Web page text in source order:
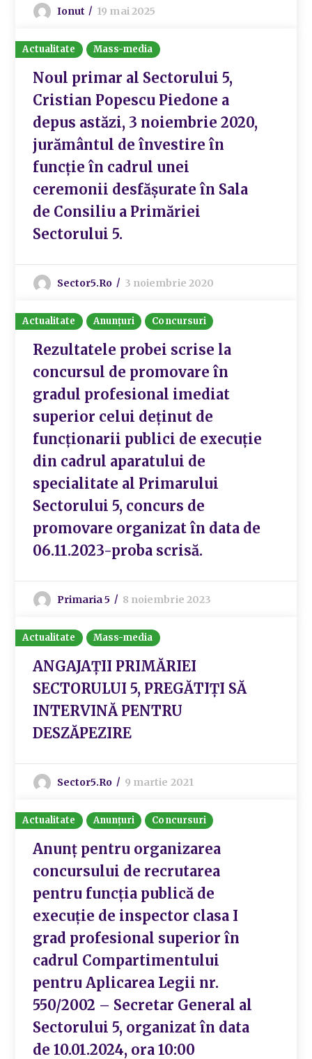
Ionut 19 mai 2025
Actualitate Mass-media
Noul primar al Sectorului 5,
Cristian Popescu Piedone a
depus astăzi, 3 noiembrie 2020,
jurământul de învestire în
funcție în cadrul unei
ceremonii desfășurate în Sala
de Consiliu a Primăriei
Sectorului 5.
Sector5.ro 3 noiembrie 2020
Actualitate Anunțuri Concursuri
Rezultatele probei scrise la
concursul de promovare în
gradul profesional imediat
superior celui deținut de
funcționarii publici de execuție
din cadrul aparatului de
specialitate al Primarului
Sectorului 5, concurs de
promovare organizat în data de
06.11.2023-proba scrisă.
Primaria 5 8 noiembrie 2023
Actualitate Mass-media
ANGAJAȚII PRIMĂRIEI
SECTORULUI 5, PREGĂTIȚI SĂ
INTERVINĂ PENTRU
DESZĂPEZIRE
Sector5.ro 9 martie 2021
Actualitate Anunțuri Concursuri
Anunț pentru organizarea
concursului de recrutarea
pentru funcția publică de
execuție de inspector clasa I
grad profesional superior în
cadrul Compartimentului
pentru Aplicarea Legii nr.
550/2002 – Secretar General al
Sectorului 5, organizat în data
de 10.01.2024, ora 10:00